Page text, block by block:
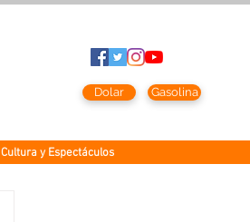
Dolar Gasolina
Cultura y Espectáculos